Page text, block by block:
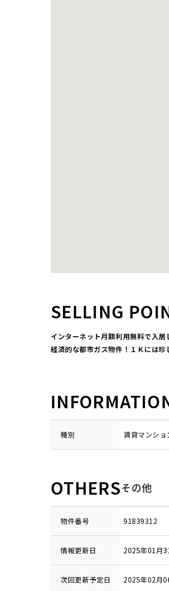
SELLING
インターネット月額利用無料で入居
経済的な都市ガス物件！１Ｋには珍
種別 賃貸マンショ
OTHERSその他
物件番号 91839312
情報更新日 2025年01月
次回更新予定日 2025年02月